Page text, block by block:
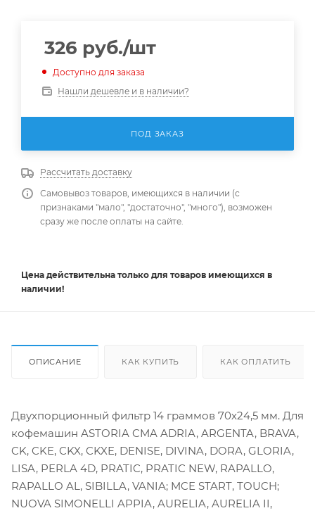
326 руб./шт
Доступно для заказа
Нашли дешевле и в наличии?
ПОД ЗАКАЗ
Рассчитать доставку
Самовывоз товаров, имеющихся в наличии (с
признаками "мало", "достаточно", "много"), возможен
сразу же после оплаты на сайте.
Цена действительна только для товаров имеющихся в
наличии!
ОПИСАНИЕ КАК КУПИТЬ КАК ОПЛАТИТЬ
Двухпорционный фильтр 14 граммов 70х24,5 мм. Для
кофемашин ASTORIA CMA ADRIA, ARGENTA, BRAVA,
CK, CKE, CKX, CKXE, DENISE, DIVINA, DORA, GLORIA,
LISA, PERLA 4D, PRATIC, PRATIC NEW, RAPALLO,
RAPALLO AL, SIBILLA, VANIA; MCE START, TOUCH;
NUOVA SIMONELLI APPIA, AURELIA, AURELIA II,